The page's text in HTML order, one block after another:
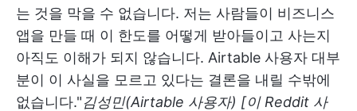
는 것을 막을 수 없습니다. 저는 사람들이 비즈니스
앱을 만들 때 이 한도를 어떻게 받아들이고 사는지
아직도 이해가 되지 않습니다. Airtable 사용자 대부
분이 이 사실을 모르고 있다는 결론을 내릴 수밖에
없습니다."김성민(Airtable 사용자) [이 Reddit 사